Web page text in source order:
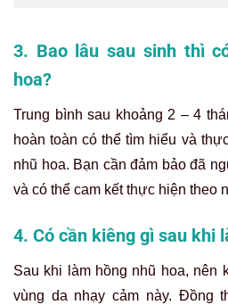
3. Bao lâu sau sinh thì
hoa?
Trung bình sau khoảng 2 – 4
hoàn toàn có thể tìm hiểu và
nhũ hoa. Bạn cần đảm bảo đã
và có thể cam kết thực hiện theo
4. Có cần kiêng gì sau khi
Sau khi làm hồng nhũ hoa, nên
vùng da nhạy cảm này. Đồng